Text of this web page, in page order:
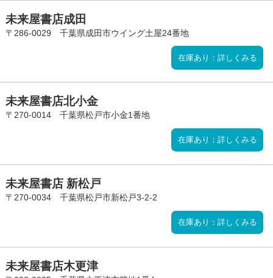
未来屋書店成田
〒286-0029 千葉県成田市ウイング土屋24番地
在庫あり：詳しくみる
未来屋書店北小金
〒270-0014 千葉県松戸市小金1番地
在庫あり：詳しくみる
未来屋書店 新松戸
〒270-0034 千葉県松戸市新松戸3-2-2
在庫あり：詳しくみる
未来屋書店木更津